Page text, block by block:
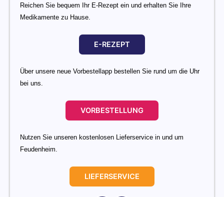
Reichen Sie bequem Ihr E-Rezept ein und erhalten Sie Ihre
Medikamente zu Hause.
E-REZEPT
Über unsere neue Vorbestellapp bestellen Sie rund um die Uhr
bei uns.
VORBESTELLUNG
Nutzen Sie unseren kostenlosen Lieferservice in und um
Feudenheim.
LIEFERSERVICE